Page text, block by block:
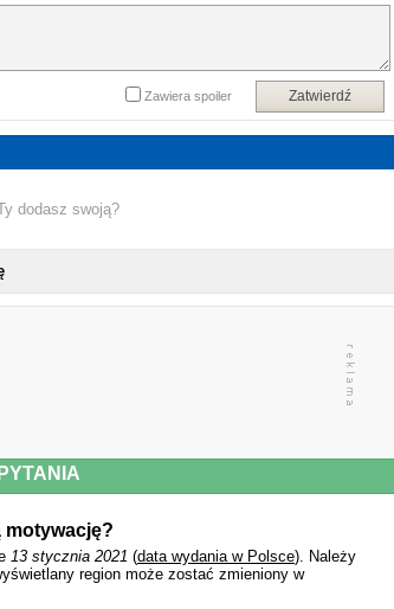
Zatwierdź
Zawiera spoiler
dodasz swoją?
motywację?
13 stycznia 2021 (data wydania w Polsce). Należy
region może zostać zmieniony w